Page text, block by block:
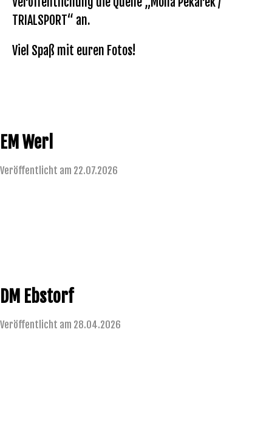
TRIALSPORT“ an.
Viel Spaß mit euren Fotos!
EM Werl
Veröffentlicht am 22.07.2026
DM Ebstorf
Veröffentlicht am 28.04.2026